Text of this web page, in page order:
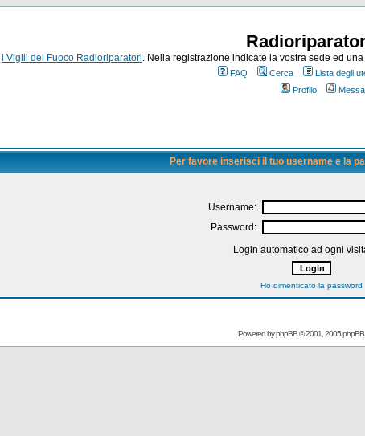
i Vigili del Fuoco Radioriparatori. Nella registrazione indicate la vostra sede ed
FAQ Cerca Lista degli
Profilo
Per favore inserisci il tuo username e la
Username:
Password:
Login automatico ad ogni
Ho dimenticato la password
Powered byphpBB© 2001, 2005 phpBB